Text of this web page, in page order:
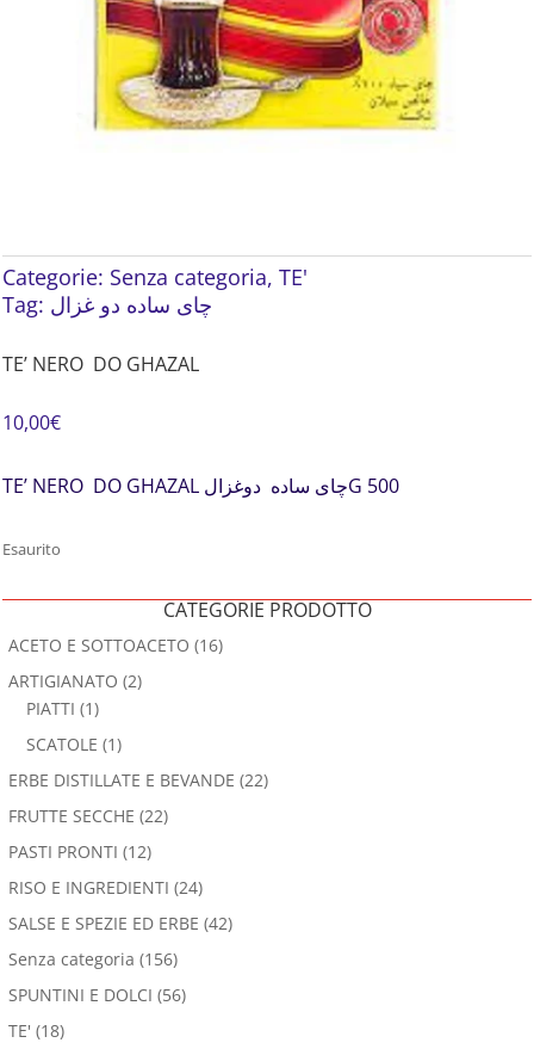
Categorie: Senza categoria, TE'
Tag: چای ساده دو غزال
TE’ NERO DO GHAZAL
10,00€
TE’ NERO DO GHAZAL چای ساده دوغزالG 500
Esaurito
CATEGORIE PRODOTTO
ACETO E SOTTOACETO (16)
ARTIGIANATO (2)
PIATTI (1)
SCATOLE (1)
ERBE DISTILLATE E BEVANDE (22)
FRUTTE SECCHE (22)
PASTI PRONTI (12)
RISO E INGREDIENTI (24)
SALSE E SPEZIE ED ERBE (42)
Senza categoria (156)
SPUNTINI E DOLCI (56)
TE' (18)